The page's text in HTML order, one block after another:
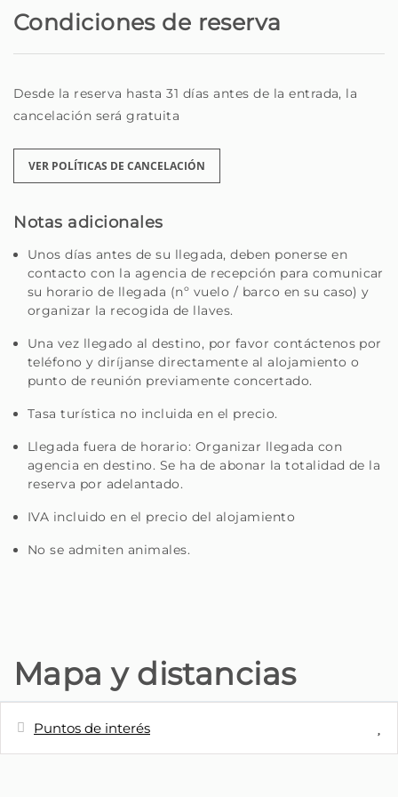
como alquiler de coches, reserva de actividades,
Sea un viajero en busca de un lugar especial o un
propietario en busca de alguien para cuidar su casa con
dedicación, está en el lugar correcto.
Homie - Tu casa lejos de casa, en la hermosa isla de
Condiciones de reserva
Desde la reserva hasta 31 días antes de la entrada, la
cancelación será gratuita
VER POLÍTICAS DE CANCELACIÓN
Notas adicionales
Unos días antes de su llegada, deben ponerse en
contacto con la agencia de recepción para comunicar
su horario de llegada (nº vuelo / barco en su caso) y
organizar la recogida de llaves.
Una vez llegado al destino, por favor contáctenos por
teléfono y diríjanse directamente al alojamiento o
punto de reunión previamente concertado.
Tasa turística no incluida en el precio.
Llegada fuera de horario: Organizar llegada con
agencia en destino. Se ha de abonar la totalidad de la
reserva por adelantado.
IVA incluido en el precio del alojamiento
No se admiten animales.
Mapa y distancias
Puntos de interés